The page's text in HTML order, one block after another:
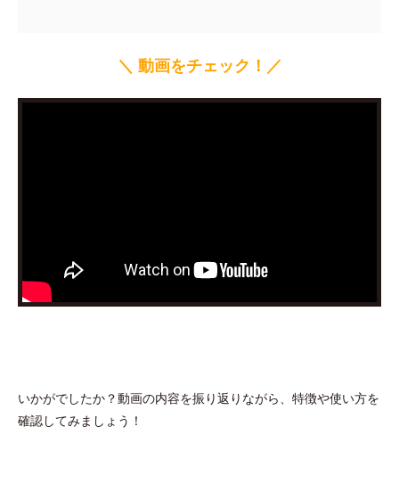
＼ 動画をチェック！／
いかがでしたか？動画の内容を振り返りながら、特徴や使い方を
確認してみましょう！